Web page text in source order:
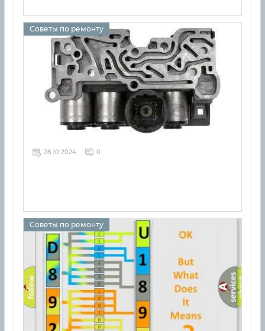
Советы по ремонту
28 10 2024 0
Советы по ремонту